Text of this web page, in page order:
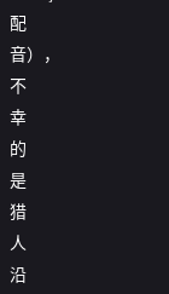
配
音），
不
幸
的
是
猎
人
沿